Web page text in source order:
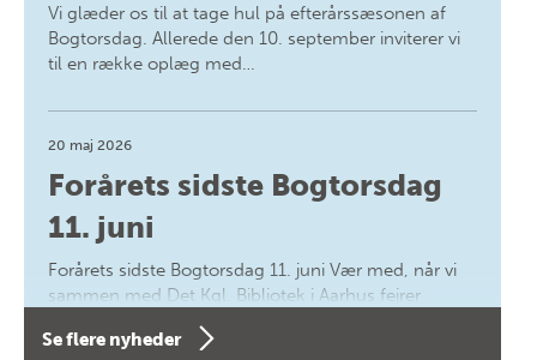
Vi glæder os til at tage hul på efterårssæsonen af
Bogtorsdag. Allerede den 10. september inviterer vi
til en række oplæg med…
20 maj 2026
Forårets sidste Bogtorsdag
11. juni
Forårets sidste Bogtorsdag 11. juni Vær med, når vi
sammen med Det Kgl. Bibliotek i Aarhus fejrer
forfatterne bag vores nyes…
Se flere nyheder